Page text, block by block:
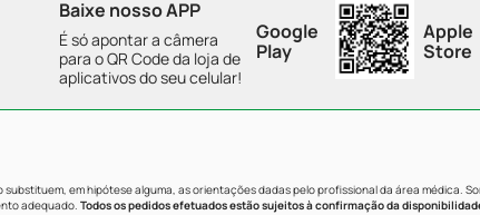
Baixe nosso APP
É só apontar a câmera
para o QR Code da loja de
aplicativos do seu celular!
Google
Play
Apple
Store
em hipótese alguma, as orientações dadas pelo profissional da área médica.
adequado. Todos os pedidos efetuados estão sujeitos à confirmação da